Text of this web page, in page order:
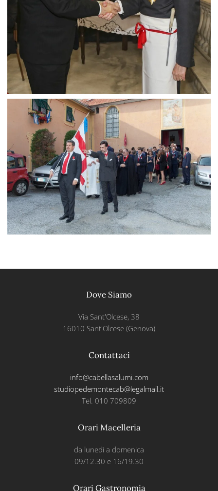
Dove Siamo
Via Sant'Olcese, 38
16010 Sant'Olcese (Genova)
Contattaci
info@cabellasalumi.com
studiopedemontecab@legalmail.it
Tel. 010 709809
Orari Macelleria
da lunedì a domenica
09/12.30 e 16/19.30
Orari Gastronomia